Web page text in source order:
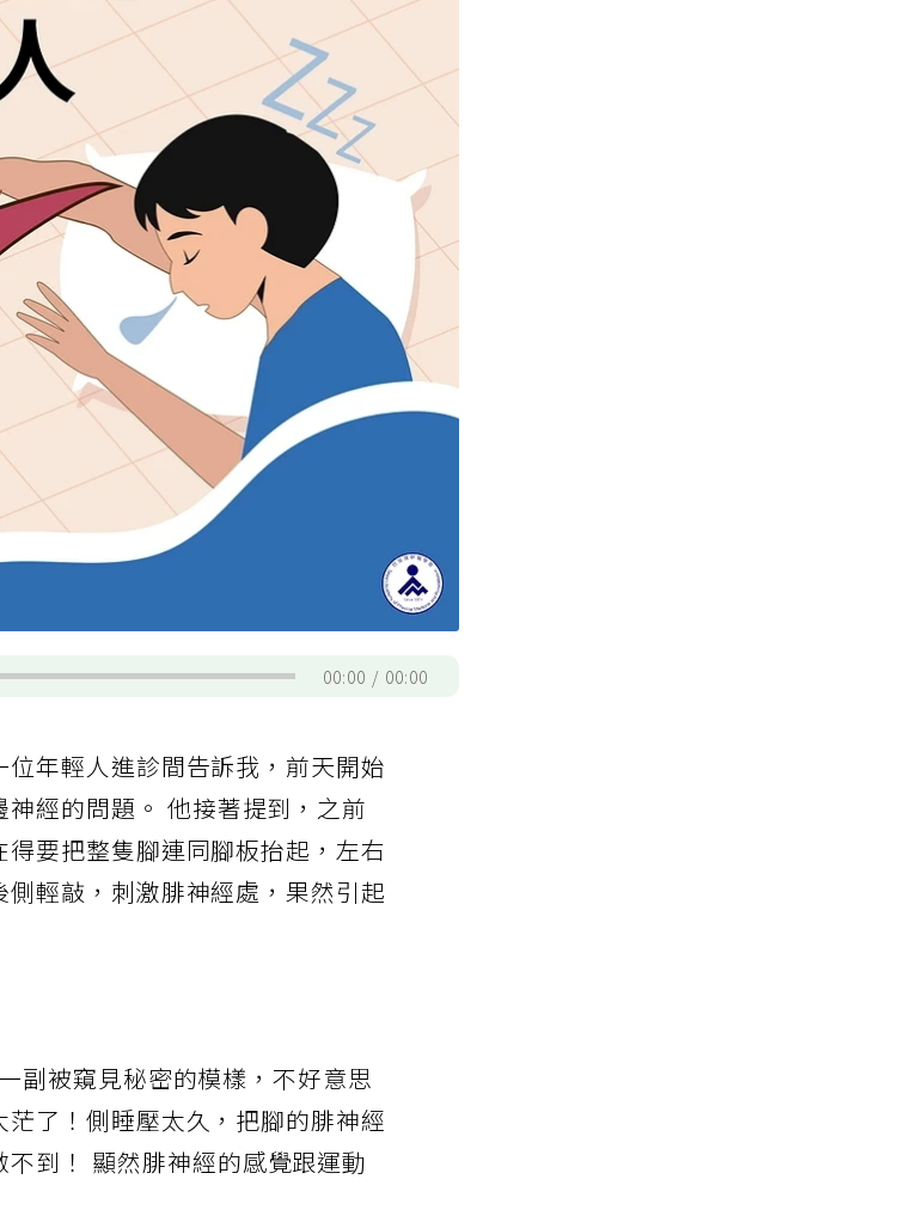
00:00 00:00
年輕人進診間告訴我，前天開始
經的問題。 他接著提到，之前
要把整隻腳連同腳板抬起，左右
輕敲，刺激腓神經處，果然引起
副被窺見秘密的模樣，不好意思
了！側睡壓太久，把腳的腓神經
不到！ 顯然腓神經的感覺跟運動